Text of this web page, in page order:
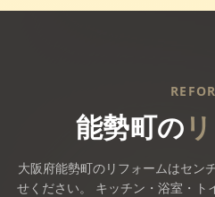
能勢町の
大阪府能勢町のリフォームはセン
せください。 キッチン・浴室・ト